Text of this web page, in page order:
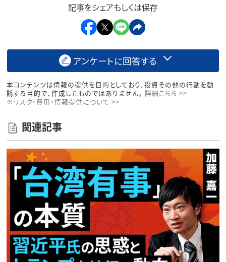
記事をシェアもしくは保存
アンケートに回答する
本コンテンツは情報の提供を目的としており、投資その他の行動を勧
誘する目的で、作成したものではありません。 詳細こちら >>
※リスク・費用・情報提供について >>
関連記事